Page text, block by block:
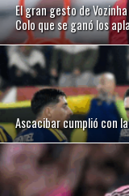
El gran gesto de
Colo que se ganó los
Ascacibar cumplió con